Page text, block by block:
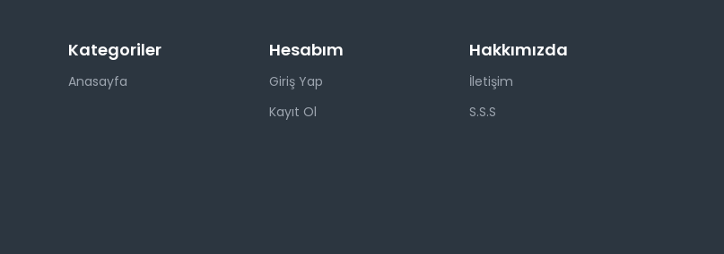
Kategoriler
Anasayfa
Hesabım
Giriş Yap
Kayıt Ol
Hakkımızda
İletişim
S.S.S